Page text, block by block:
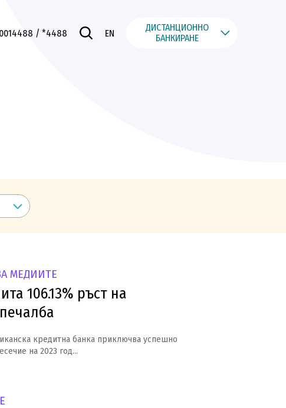
/ *4488 EN
ДИСТАНЦИОННО
БАНКИРАНЕ
МЕДИИТЕ
106.13% ръст на
кредитна банка приключва успешно
на 2023 год...